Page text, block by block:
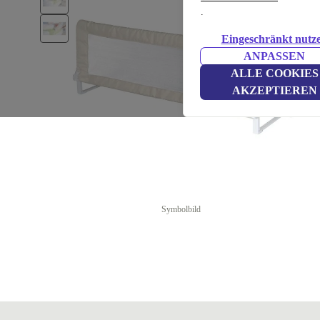
.
Eingeschränkt
ANPASSEN
ALLE COOKIES
AKZEPTIEREN
Symbolbild